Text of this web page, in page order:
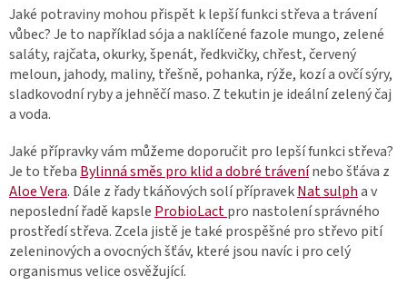
Jaké potraviny mohou přispět k lepší funkci střeva a trávení
vůbec? Je to například sója a naklíčené fazole mungo, zelené
saláty, rajčata, okurky, špenát, ředkvičky, chřest, červený
meloun, jahody, maliny, třešně, pohanka, rýže, kozí a ovčí sýry,
sladkovodní ryby a jehněčí maso. Z tekutin je ideální zelený čaj
a voda.
Jaké přípravky vám můžeme doporučit pro lepší funkci střeva?
Je to třeba Bylinná směs pro klid a dobré trávenínebo šťáva z
Aloe Vera. Dále z řady tkáňových solí přípravekNat sulpha v
neposlední řadě kapsle ProbioLactpro nastolení správného
prostředí střeva. Zcela jistě je také prospěšné pro střevo pití
zeleninových a ovocných šťáv, které jsou navíc i pro celý
organismus velice osvěžující.